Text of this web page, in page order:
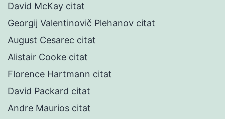
David McKay citat
Georgij Valentinovič Plehanov citat
August Cesarec citat
Alistair Cooke citat
Florence Hartmann citat
David Packard citat
Andre Maurios citat